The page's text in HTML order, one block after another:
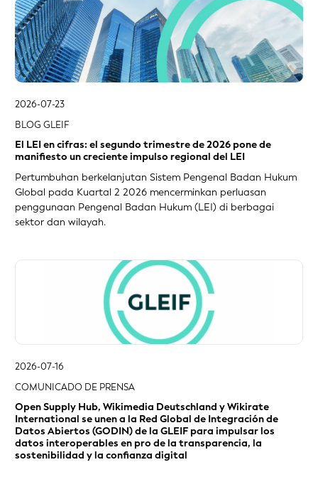
2021
2020
2019
2018
2016
El IPJ en las cadenas de suministro
2026-07-23
BLOG GLEIF
El LEI en cifras: el segundo trimestre de 2026 pone de
manifiesto un creciente impulso regional del LEI
Pertumbuhan berkelanjutan Sistem Pengenal Badan Hukum
Global pada Kuartal 2 2026 mencerminkan perluasan
penggunaan Pengenal Badan Hukum (LEI) di berbagai
sektor dan wilayah.
2026-07-16
COMUNICADO DE PRENSA
Open Supply Hub, Wikimedia Deutschland y Wikirate
International se unen a la Red Global de Integración de
Datos Abiertos (GODIN) de la GLEIF para impulsar los
datos interoperables en pro de la transparencia, la
sostenibilidad y la confianza digital